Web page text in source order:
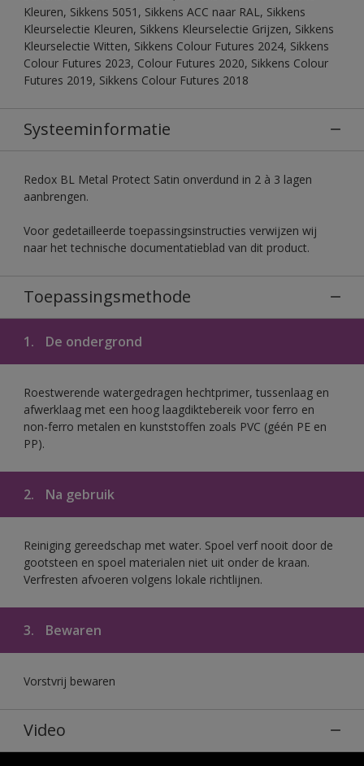
Kleuren, Sikkens 5051, Sikkens ACC naar RAL, Sikkens
Kleurselectie Kleuren, Sikkens Kleurselectie Grijzen, Sikkens
Kleurselectie Witten, Sikkens Colour Futures 2024, Sikkens
Colour Futures 2023, Colour Futures 2020, Sikkens Colour
Futures 2019, Sikkens Colour Futures 2018
Systeeminformatie
Redox BL Metal Protect Satin onverdund in 2 à 3 lagen
aanbrengen.
Voor gedetailleerde toepassingsinstructies verwijzen wij
naar het technische documentatieblad van dit product.
Toepassingsmethode
1. De ondergrond
Roestwerende watergedragen hechtprimer, tussenlaag en
afwerklaag met een hoog laagdiktebereik voor ferro en
non-ferro metalen en kunststoffen zoals PVC (géén PE en
PP).
2. Na gebruik
Reiniging gereedschap met water. Spoel verf nooit door de
gootsteen en spoel materialen niet uit onder de kraan.
Verfresten afvoeren volgens lokale richtlijnen.
3. Bewaren
Vorstvrij bewaren
Video